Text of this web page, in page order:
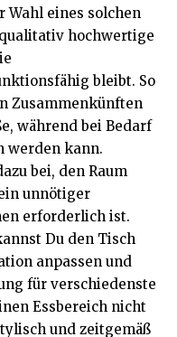
Wahl eines solchen
hochwertige
bleibt. So
Zusammenkünften
während bei Bedarf
werden kann.
bei, den Raum
unnötiger
erforderlich ist.
Du den Tisch
anpassen und
für verschiedenste
Essbereich nicht
und zeitgemäß